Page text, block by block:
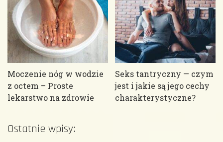
Moczenie nóg w wodzie
z octem – Proste
lekarstwo na zdrowie
Seks tantryczny — czym
jest i jakie są jego cechy
charakterystyczne?
Ostatnie wpisy: